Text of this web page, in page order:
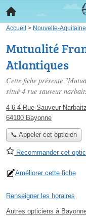
Accueil > Nouvelle-Aquitaine
Mutualité
Atlantiques
Cette fiche présente
situé 4 rue sauveur
4-6 4 Rue Sauveur Narbaitz
64100 Bayonne
📞 Appeler cet opticien
Recommander cet
Améliorer cette fiche
Renseigner les horaires
Autres opticiens à